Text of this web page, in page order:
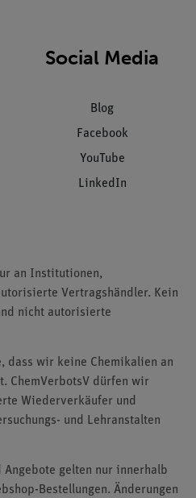
Social Media
Blog
Facebook
YouTube
LinkedIn
an Institutionen,
Vertragshändler. Kein
nicht autorisierte
dass wir keine Chemikalien an
ChemVerbotsV dürfen wir
Wiederverkäufer und
und Lehranstalten
Angebote gelten nur innerhalb
Bestellungen. Änderungen